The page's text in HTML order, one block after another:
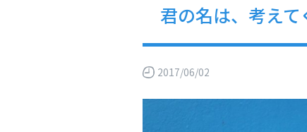
君の名は、考えて
2017/06/02